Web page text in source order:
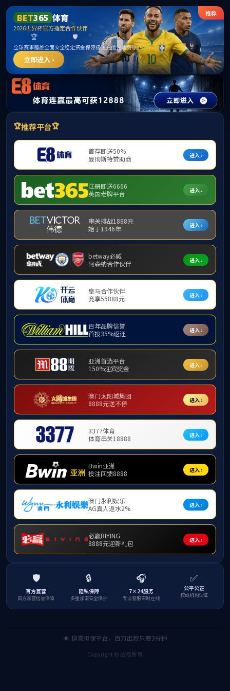
******
首页 学院概况 m88,m88.com
团学动态
明升
为助力2025级新生掌握国家及地方学生资助
2025级全体新生参加。
会上，李秋志首先对新生的到来表示热烈欢迎
广西壮族自治区人民政府奖学金等展开介绍，同
了解政策要点。在政策讲解过程中，李秋志特别
提，明确虚假申报、失信违约的后果，引导新生树
最后，李秋志重点围绕 2025-2026 学年家庭